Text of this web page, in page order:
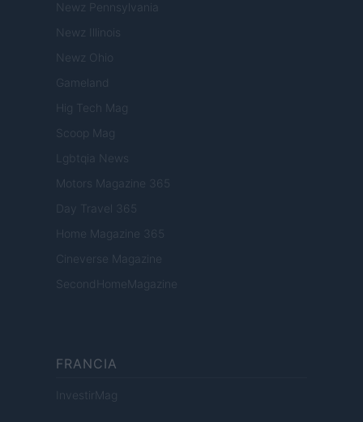
Newz Pennsylvania
Newz Illinois
Newz Ohio
Gameland
Hig Tech Mag
Scoop Mag
Lgbtqia News
Motors Magazine 365
Day Travel 365
Home Magazine 365
Cineverse Magazine
SecondHomeMagazine
FRANCIA
InvestirMag